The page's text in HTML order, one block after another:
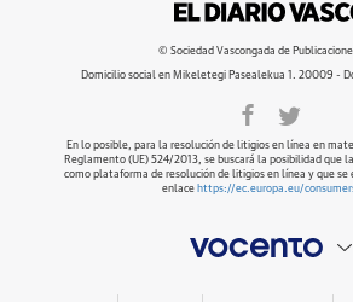
© Sociedad Vascongada de
Domicilio social en Mikeletegi Pasealekua 1. 20009 -
En lo posible, para la resolución de litigios en línea en
Reglamento (UE) 524/2013, se buscará la posibilidad que
como plataforma de resolución de litigios en línea y que se
enlace https://ec.europa.eu/